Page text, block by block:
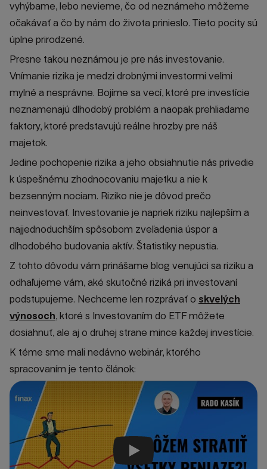
vyhýbame, lebo nevieme, čo od neznámeho môžeme
očakávať a čo by nám do života prinieslo. Tieto pocity sú
úplne prirodzené.
Presne takou neznámou je pre nás investovanie.
Vnímanie rizika je medzi drobnými investormi veľmi
mylné a nesprávne. Bojíme sa vecí, ktoré pre investície
neznamenajú dlhodobý problém a naopak prehliadame
faktory, ktoré predstavujú reálne hrozby pre náš
majetok.
Jedine pochopenie rizika a jeho obsiahnutie nás privedie
k úspešnému zhodnocovaniu majetku a nie k
bezsenným nociam. Riziko nie je dôvod prečo
neinvestovať. Investovanie je napriek riziku najlepším a
najjednoduchším spôsobom zveľadenia úspor a
dlhodobého budovania aktív. Štatistiky nepustia.
Z tohto dôvodu vám prinášame blog venujúci sa riziku a
odhaľujeme vám, aké skutočné riziká pri investovaní
podstupujeme. Nechceme len rozprávať o skvelých
výnosoch, ktoré s Investovaním do ETF môžete
dosiahnuť, ale aj o druhej strane mince každej investície.
K téme sme mali nedávno webinár, ktorého
spracovaním je tento článok:
Prehrať video